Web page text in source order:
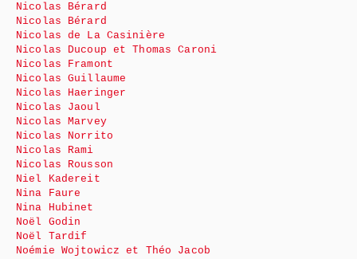
Nicolas Bérard
Nicolas Bérard
Nicolas de La Casinière
Nicolas Ducoup et Thomas Caroni
Nicolas Framont
Nicolas Guillaume
Nicolas Haeringer
Nicolas Jaoul
Nicolas Marvey
Nicolas Norrito
Nicolas Rami
Nicolas Rousson
Niel Kadereit
Nina Faure
Nina Hubinet
Noël Godin
Noël Tardif
Noémie Wojtowicz et Théo Jacob